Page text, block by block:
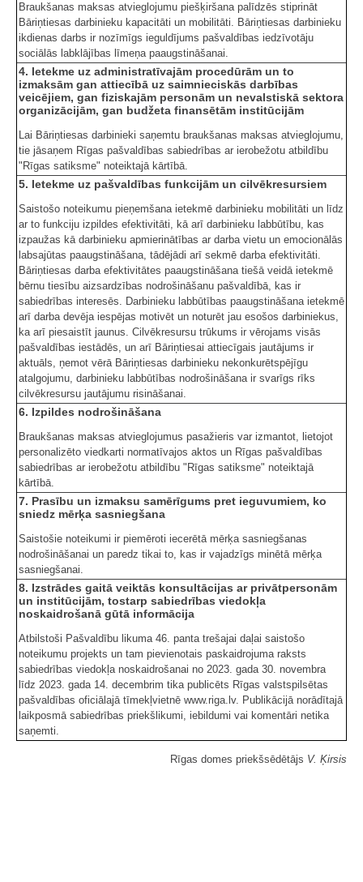
Braukšanas maksas atvieglojumu piešķiršana palīdzēs stiprināt
Bāriņtiesas darbinieku kapacitāti un mobilitāti. Bāriņtiesas darbinieku
ikdienas darbs ir nozīmīgs ieguldījums pašvaldības iedzīvotāju
sociālās labklājības līmeņa paaugstināšanai.
4. Ietekme uz administratīvajām procedūrām un to
izmaksām gan attiecībā uz saimnieciskās darbības
veicējiem, gan fiziskajām personām un nevalstiskā sektora
organizācijām, gan budžeta finansētām institūcijām
Lai Bāriņtiesas darbinieki saņemtu braukšanas maksas atvieglojumu,
tie jāsaņem Rīgas pašvaldības sabiedrības ar ierobežotu atbildību
"Rīgas satiksme" noteiktajā kārtībā.
5. Ietekme uz pašvaldības funkcijām un cilvēkresursiem
Saistošo noteikumu pieņemšana ietekmē darbinieku mobilitāti un līdz
ar to funkciju izpildes efektivitāti, kā arī darbinieku labbūtību, kas
izpaužas kā darbinieku apmierinātības ar darba vietu un emocionālās
labsajūtas paaugstināšana, tādējādi arī sekmē darba efektivitāti.
Bāriņtiesas darba efektivitātes paaugstināšana tiešā veidā ietekmē
bērnu tiesību aizsardzības nodrošināšanu pašvaldībā, kas ir
sabiedrības interesēs. Darbinieku labbūtības paaugstināšana ietekmē
arī darba devēja iespējas motivēt un noturēt jau esošos darbiniekus,
ka arī piesaistīt jaunus. Cilvēkresursu trūkums ir vērojams visās
pašvaldības iestādēs, un arī Bāriņtiesai attiecīgais jautājums ir
aktuāls, ņemot vērā Bāriņtiesas darbinieku nekonkurētspējīgu
atalgojumu, darbinieku labbūtības nodrošināšana ir svarīgs rīks
cilvēkresursu jautājumu risināšanai.
6. Izpildes nodrošināšana
Braukšanas maksas atvieglojumus pasažieris var izmantot, lietojot
personalizēto viedkarti normatīvajos aktos un Rīgas pašvaldības
sabiedrības ar ierobežotu atbildību "Rīgas satiksme" noteiktajā
kārtībā.
7. Prasību un izmaksu samērīgums pret ieguvumiem, ko
sniedz mērķa sasniegšana
Saistošie noteikumi ir piemēroti iecerētā mērķa sasniegšanas
nodrošināšanai un paredz tikai to, kas ir vajadzīgs minētā mērķa
sasniegšanai.
8. Izstrādes gaitā veiktās konsultācijas ar privātpersonām
un institūcijām, tostarp sabiedrības viedokļa
noskaidrošanā gūtā informācija
Atbilstoši Pašvaldību likuma 46. panta trešajai daļai saistošo
noteikumu projekts un tam pievienotais paskaidrojuma raksts
sabiedrības viedokļa noskaidrošanai no 2023. gada 30. novembra
līdz 2023. gada 14. decembrim tika publicēts Rīgas valstspilsētas
pašvaldības oficiālajā tīmekļvietnē www.riga.lv. Publikācijā norādītajā
laikposmā sabiedrības priekšlikumi, iebildumi vai komentāri netika
saņemti.
Rīgas domes priekšsēdētājs V. Ķirsis